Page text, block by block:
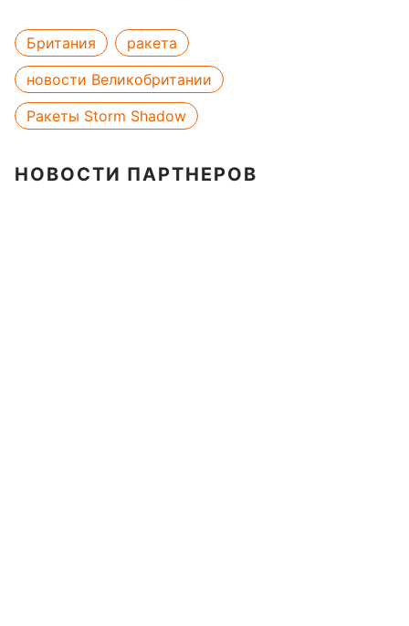
Британия
ракета
новости Великобритании
Ракеты Storm Shadow
НОВОСТИ ПАРТНЕРОВ